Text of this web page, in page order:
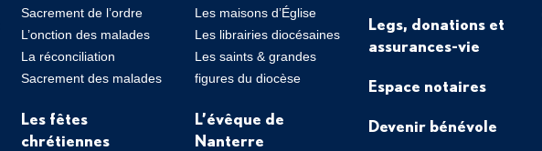
Sacrement de l’ordre
L’onction des malades
La réconciliation
Sacrement des malades
Les fêtes
chrétiennes
Les maisons d’Église
Les librairies diocésaines
Les saints & grandes
figures du diocèse
L’évêque de
Nanterre
Legs, donations et
assurances-vie
Espace notaires
Devenir bénévole